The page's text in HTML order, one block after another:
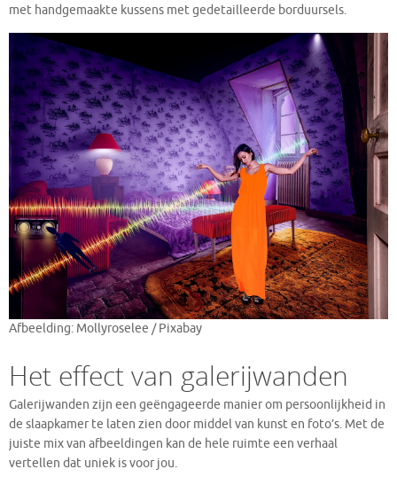
met handgemaakte kussens met gedetailleerde borduursels.
Afbeelding: Mollyroselee / Pixabay
Het effect van galerijwanden
Galerijwanden zijn een geëngageerde manier om persoonlijkheid in
de slaapkamer te laten zien door middel van kunst en foto’s. Met de
juiste mix van afbeeldingen kan de hele ruimte een verhaal
vertellen dat uniek is voor jou.